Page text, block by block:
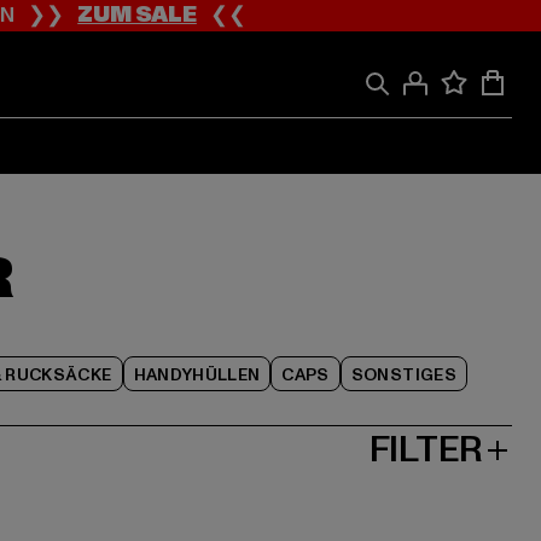
❯❯ZUM SALE❮❮
RUCKSÄCKE HANDYHÜLLEN CAPS SONSTIGES
FILTER